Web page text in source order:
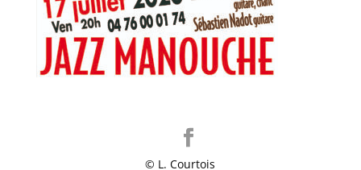
© L. Courtois